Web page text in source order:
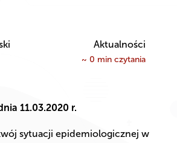
Aktualności
~ 0 min czytania
11.03.2020 r.
sytuacji epidemiologicznej w